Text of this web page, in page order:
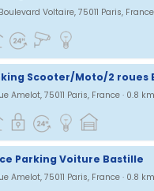
Voltaire, 75011 Paris,
Amelot, 75011 Paris, France · 0.8 km
Parking Voiture Bastille
Amelot, 75011 Paris, France · 0.8 km